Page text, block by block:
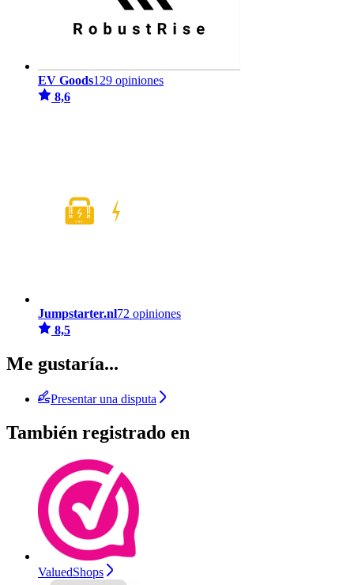
EV Goods129 opiniones
8,6
Jumpstarter.nl72 opiniones
8,5
Me gustaría...
Presentar una disputa
También registrado en
ValuedShops